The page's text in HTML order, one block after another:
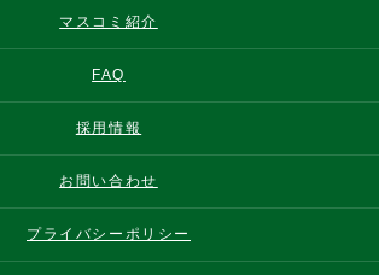
マスコミ紹介
FAQ
採用情報
お問い合わせ
プライバシーポリシー